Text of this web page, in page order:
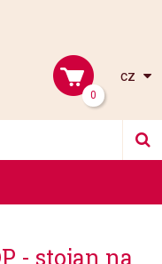
0
cz
- stojan na